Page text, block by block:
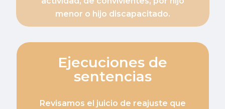
menor o hijo discapacitado.
Ejecuciones de
sentencias
Revisamos el juicio de reajuste que